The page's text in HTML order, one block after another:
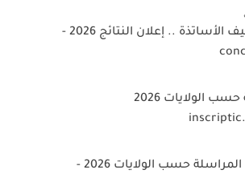
هنا منصة توظيف الأساتذة .. إعلان النتائج 2026 -
نتائج المراسلة حسب الولايات 2026
استخراج نتائج المراسلة حسب الولايات 2026 -